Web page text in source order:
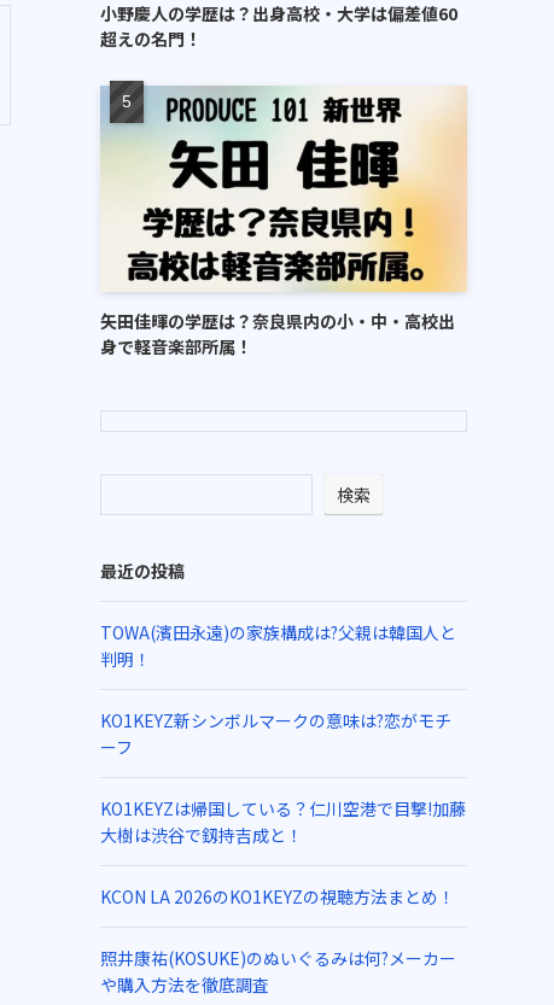
小野慶人の学歴は？出身高校・大学は偏差値60
超えの名門！
矢田佳暉の学歴は？奈良県内の小・中・高校出
身で軽音楽部所属！
検索
最近の投稿
TOWA(濱田永遠)の家族構成は?父親は韓国人と
判明！
KO1KEYZ新シンボルマークの意味は?恋がモチ
ーフ
KO1KEYZは帰国している？仁川空港で目撃!加藤
大樹は渋谷で釼持吉成と！
KCON LA 2026のKO1KEYZの視聴方法まとめ！
照井康祐(KOSUKE)のぬいぐるみは何?メーカー
や購入方法を徹底調査